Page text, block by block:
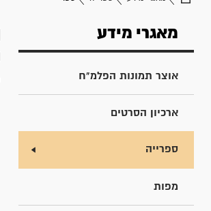
מאגרי מידע
אוצר תמונות הפלמ"ח
ארכיון הסרטים
ספרייה
מפות